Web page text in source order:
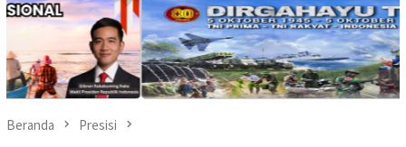
Beranda Presisi